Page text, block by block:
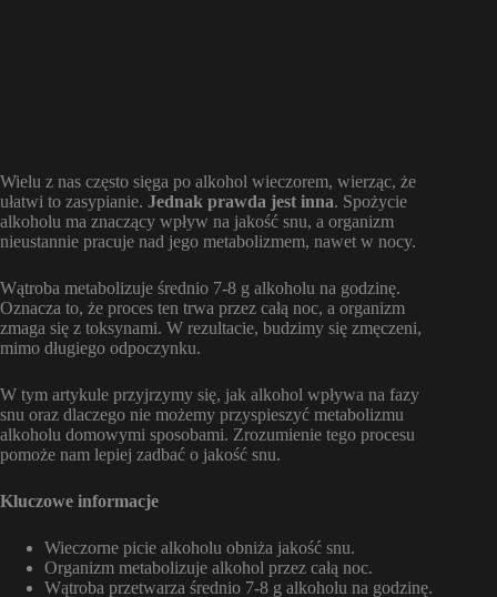
Wielu z nas często sięga po alkohol wieczorem, wierząc, że
ułatwi to zasypianie. Jednak prawda jest inna. Spożycie
alkoholu ma znaczący wpływ na jakość snu, a organizm
nieustannie pracuje nad jego metabolizmem, nawet w nocy.
Wątroba metabolizuje średnio 7-8 g alkoholu na godzinę.
Oznacza to, że proces ten trwa przez całą noc, a organizm
zmaga się z toksynami. W rezultacie, budzimy się zmęczeni,
mimo długiego odpoczynku.
W tym artykule przyjrzymy się, jak alkohol wpływa na fazy
snu oraz dlaczego nie możemy przyspieszyć metabolizmu
alkoholu domowymi sposobami. Zrozumienie tego procesu
pomoże nam lepiej zadbać o jakość snu.
Kluczowe informacje
Wieczorne picie alkoholu obniża jakość snu.
Organizm metabolizuje alkohol przez całą noc.
Wątroba przetwarza średnio 7-8 g alkoholu na godzinę.